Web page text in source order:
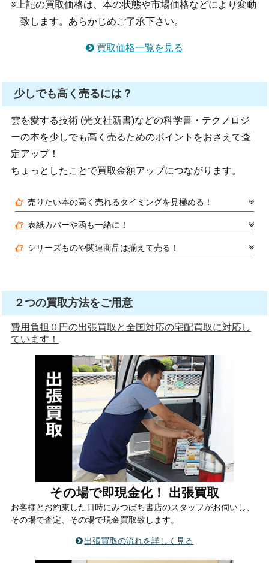
※上記の買取価格は、本の状態や市場価格などにより変動
致します。あらかじめご了承下さい。
買取価格一覧を見る
少しでも高く売るには？
雲を愛する技術 (光文社新書)などの科学書・テクノロジ
ーの本を少しでも高く売るためのポイントをおさえて査
定アップ！
ちょっとしたことで買取金額アップにつながります。
売りたい本の高く売れるタイミングを見極める！
表紙カバーや函も一緒に！
シリーズものや関連商品は揃えて売る！
２つの買取方法をご用意
費用負担０円の出張買取と全国対応の宅配買取に対応し
ています！
その場で即現金化！ 出張買取
お客様とお約束した日時にみつばち書店のスタッフがお伺いし、
その場で査定、その場で現金買取致します。
出張買取の流れを詳しく見る